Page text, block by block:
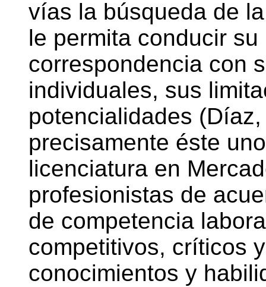
vías la búsqueda de
le permita conducir
correspondencia con
individuales, sus
potencialidades
precisamente éste
licenciatura en
profesionistas de
de competencia
competitivos, críticos
conocimientos y